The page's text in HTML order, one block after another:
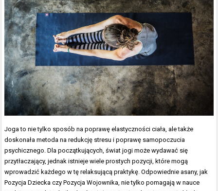
Joga to nie tylko sposób na poprawę elastyczności ciała, ale także
doskonała metoda na redukcję stresu i poprawę samopoczucia
psychicznego. Dla początkujących, świat jogi może wydawać się
przytłaczający, jednak istnieje wiele prostych pozycji, które mogą
wprowadzić każdego w tę relaksującą praktykę. Odpowiednie asany, jak
Pozycja Dziecka czy Pozycja Wojownika, nie tylko pomagają w nauce